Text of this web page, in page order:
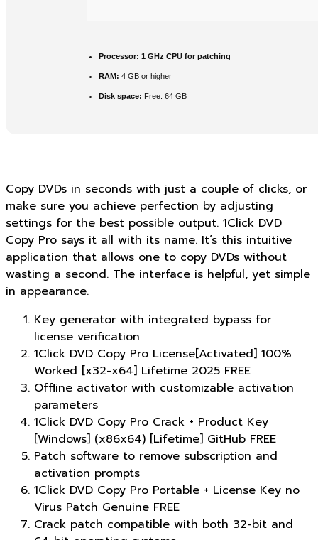
Processor: 1 GHz CPU for patching
RAM: 4 GB or higher
Disk space: Free: 64 GB
Copy DVDs in seconds with just a couple of clicks, or
make sure you achieve perfection by adjusting
settings for the best possible output. 1Click DVD
Copy Pro says it all with its name. It’s this intuitive
application that allows one to copy DVDs without
wasting a second. The interface is helpful, yet simple
in appearance.
Key generator with integrated bypass for
license verification
1Click DVD Copy Pro License[Activated] 100%
Worked [x32-x64] Lifetime 2025 FREE
Offline activator with customizable activation
parameters
1Click DVD Copy Pro Crack + Product Key
[Windows] (x86x64) [Lifetime] GitHub FREE
Patch software to remove subscription and
activation prompts
1Click DVD Copy Pro Portable + License Key no
Virus Patch Genuine FREE
Crack patch compatible with both 32-bit and